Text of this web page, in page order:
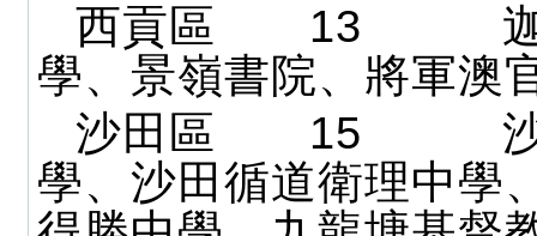
西貢區 13 迦
學、景嶺書院、將軍澳
沙田區 15 沙
學、沙田循道衛理中學